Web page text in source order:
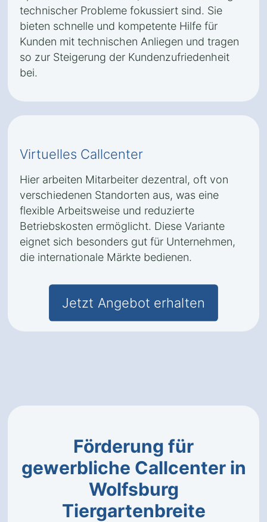
technischer Probleme fokussiert sind. Sie
bieten schnelle und kompetente Hilfe für
Kunden mit technischen Anliegen und tragen
so zur Steigerung der Kundenzufriedenheit
bei.
Virtuelles Callcenter
Hier arbeiten Mitarbeiter dezentral, oft von
verschiedenen Standorten aus, was eine
flexible Arbeitsweise und reduzierte
Betriebskosten ermöglicht. Diese Variante
eignet sich besonders gut für Unternehmen,
die internationale Märkte bedienen.
Jetzt Angebot erhalten
Förderung für
gewerbliche Callcenter in
Wolfsburg
Tiergartenbreite